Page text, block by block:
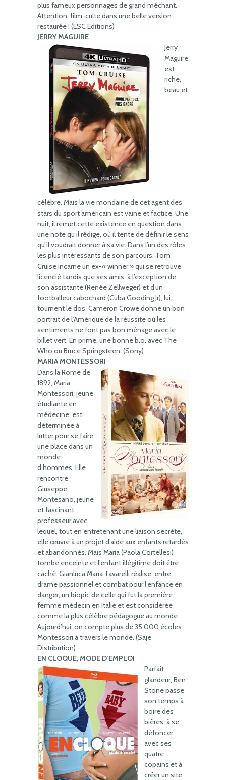
plus fameux personnages de grand méchant.
Attention, film-culte dans une belle version
restaurée ! (ESC Editions)
JERRY MAGUIRE
Jerry
Maguire
est
riche,
beau et
célèbre. Mais la vie mondaine de cet agent des
stars du sport américain est vaine et factice. Une
nuit, il remet cette existence en question dans
une note qu’il rédige, où il tente de définir le sens
qu’il voudrait donner à sa vie. Dans l’un des rôles
les plus intéressants de son parcours, Tom
Cruise incarne un ex-« winner » qui se retrouve
licencié tandis que ses amis, à l’exception de
son assistante (Renée Zellweger) et d’un
footballeur cabochard (Cuba Gooding Jr), lui
tournent le dos. Cameron Crowe donne un bon
portrait de l’Amérique de la réussite où les
sentiments ne font pas bon ménage avec le
billet vert. En prime, une bonne b.o. avec The
Who ou Bruce Springsteen. (Sony)
MARIA MONTESSORI
Dans la Rome de
1892, Maria
Montessori, jeune
étudiante en
médecine, est
déterminée à
lutter pour se faire
une place dans un
monde
d’hommes. Elle
rencontre
Giuseppe
Montesano, jeune
et fascinant
professeur avec
lequel, tout en entretenant une liaison secrète,
elle œuvre à un projet d’aide aux enfants retardés
et abandonnés. Mais Maria (Paola Cortellesi)
tombe enceinte et l’enfant illégitime doit être
caché. Gianluca Maria Tavarelli réalise, entre
drame passionnel et combat pour l’enfance en
danger, un biopic de celle qui fut la première
femme médecin en Italie et est considérée
comme la plus célèbre pédagogue au monde.
Aujourd’hui, on compte plus de 35.000 écoles
Montessori à travers le monde. (Saje
Distribution)
EN CLOQUE, MODE D’EMPLOI
Parfait
glandeur, Ben
Stone passe
son temps à
boire des
bières, à se
défoncer
avec ses
quatre
copains et à
créer un site